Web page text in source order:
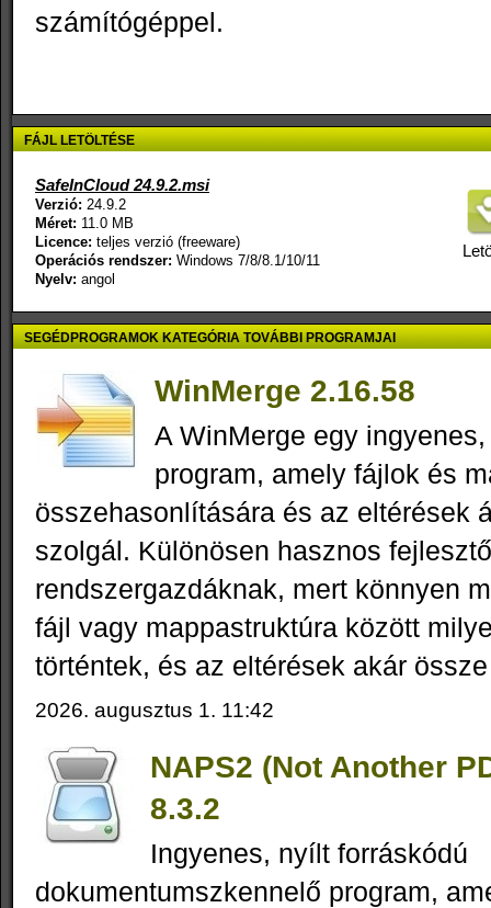
számítógéppel.
FÁJL LETÖLTÉSE
SafeInCloud 24.9.2.msi
Verzió: 24.9.2
Méret: 11.0 MB
Licence: teljes verzió (freeware)
Operációs rendszer: Windows 7/8/8.1/10/11
Nyelv: angol
SEGÉDPROGRAMOK KATEGÓRIA TOVÁBBI PROGRAMJAI
WinMerge 2.16.58
A WinMerge egy
program, amely fájlok és
összehasonlítására és az eltérések
szolgál. Különösen hasznos
rendszergazdáknak, mert könnyen
fájl vagy mappastruktúra között
történtek, és az eltérések akár
2026. augusztus 1. 11:42
NAPS2 (Not Another
8.3.2
Ingyenes, nyílt forráskódú
dokumentumszkennelő program,